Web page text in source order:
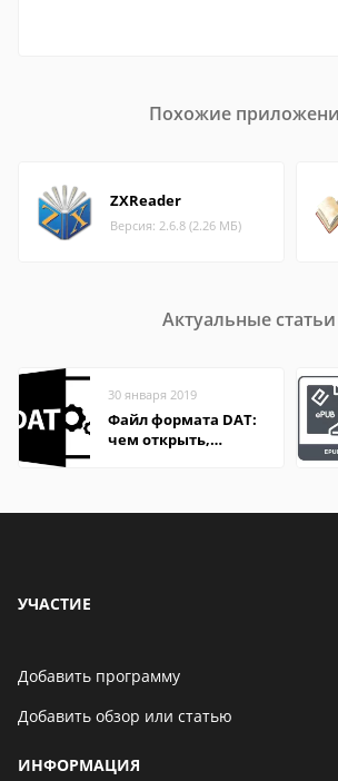
Похожие
ZXReader
Версия: 2.6.8 (2.26 МБ)
Актуальные статьи
30 января 2019
Файл формата DAT:
чем открыть,
УЧАСТИЕ
Добавить программу
Добавить обзор или статью
ИНФОРМАЦИЯ